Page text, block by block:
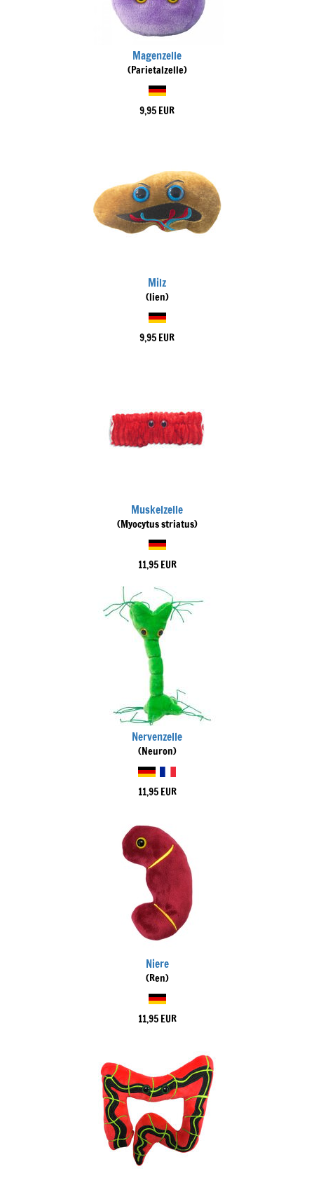
Magenzelle
(Parietalzelle)
9,95 EUR
Milz
(lien)
9,95 EUR
Muskelzelle
(Myocytus striatus)
11,95 EUR
Nervenzelle
(Neuron)
11,95 EUR
Niere
(Ren)
11,95 EUR